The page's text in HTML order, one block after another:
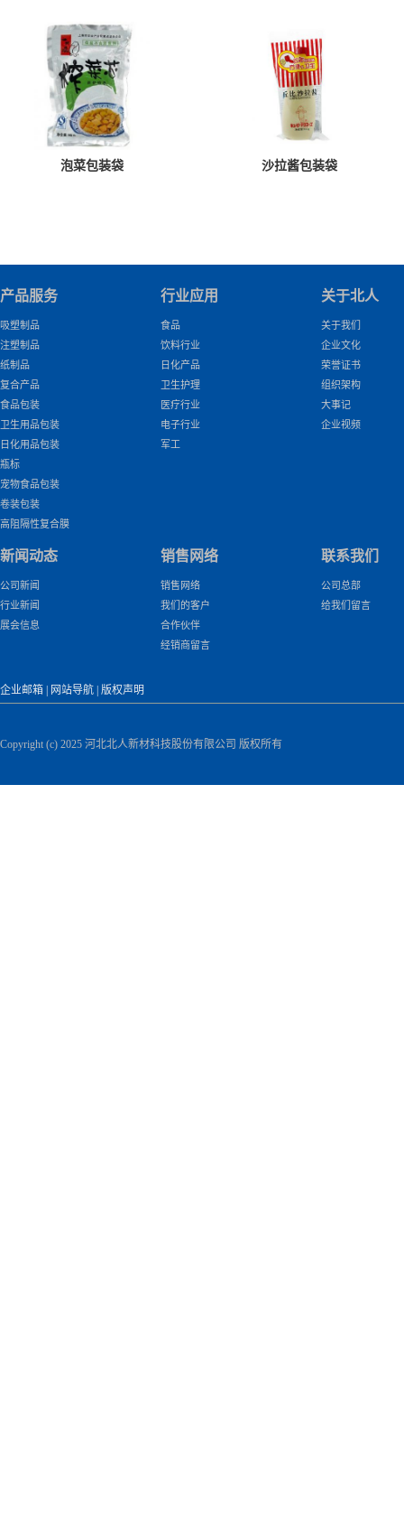
泡菜包装袋 沙拉酱包装袋
产品服务
吸塑制品
注塑制品
纸制品
复合产品
食品包装
卫生用品包装
日化用品包装
瓶标
宠物食品包装
卷装包装
高阻隔性复合膜
行业应用
食品
饮料行业
日化产品
卫生护理
医疗行业
电子行业
军工
关于北人
关于我们
企业文化
荣誉证书
组织架构
大事记
企业视频
新闻动态
公司新闻
行业新闻
展会信息
销售网络
销售网络
我们的客户
合作伙伴
经销商留言
联系我们
公司总部
给我们留言
企业邮箱 | 网站导航 | 版权声明
Copyright (c) 2025 河北北人新材科技股份有限公司 版权所有